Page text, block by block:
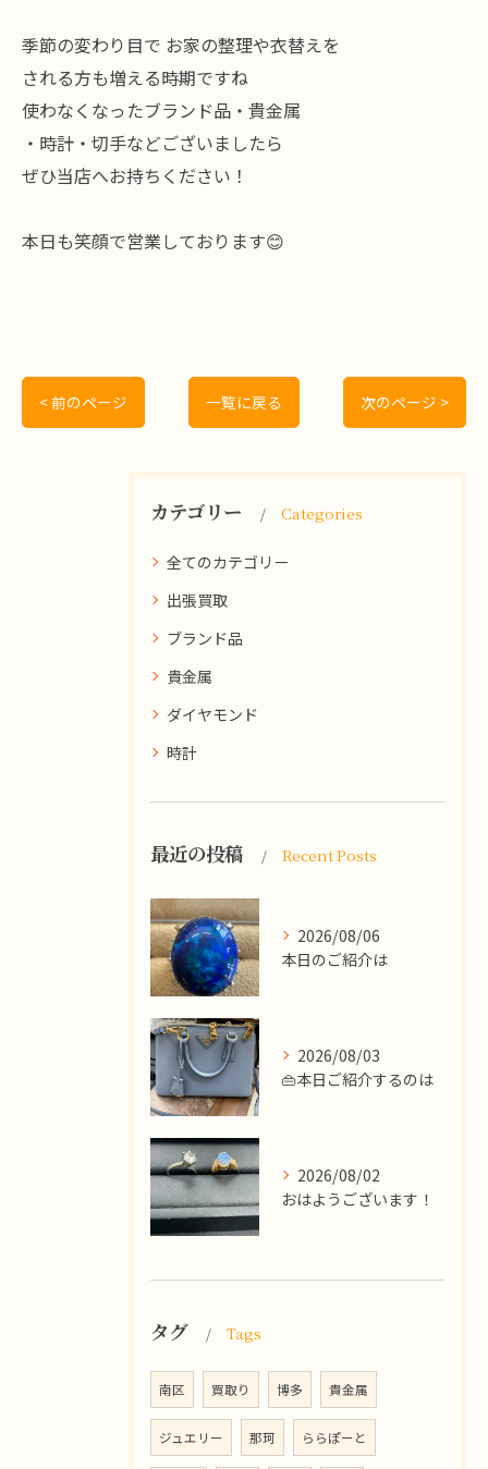
季節の変わり目で お家の整理や衣替えを
される方も増える時期ですね
使わなくなったブランド品・貴金属
・時計・切手などございましたら
ぜひ当店へお持ちください！
本日も笑顔で営業しております😊
< 前のページ 一覧に戻る 次のページ >
カテゴリー Categories
全てのカテゴリー
出張買取
ブランド品
貴金属
ダイヤモンド
時計
最近の投稿 Recent Posts
2026/08/06
本日のご紹介は
2026/08/03
👜本日ご紹介するのは
2026/08/02
​おはようございます！
タグ Tags
南区 買取り 博多 貴金属
ジュエリー 那珂 ららぽーと